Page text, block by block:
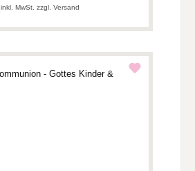
inkl. MwSt. zzgl. Versand